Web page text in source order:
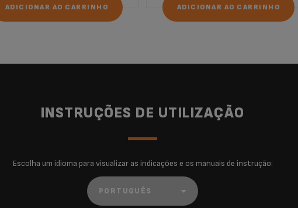
ADICIONAR AO CARRINHO ADICIONAR AO CARRINHO
INSTRUÇÕES DE UTILIZAÇÃO
Escolha um idioma para visualizar as indicações e os manuais de instrução: